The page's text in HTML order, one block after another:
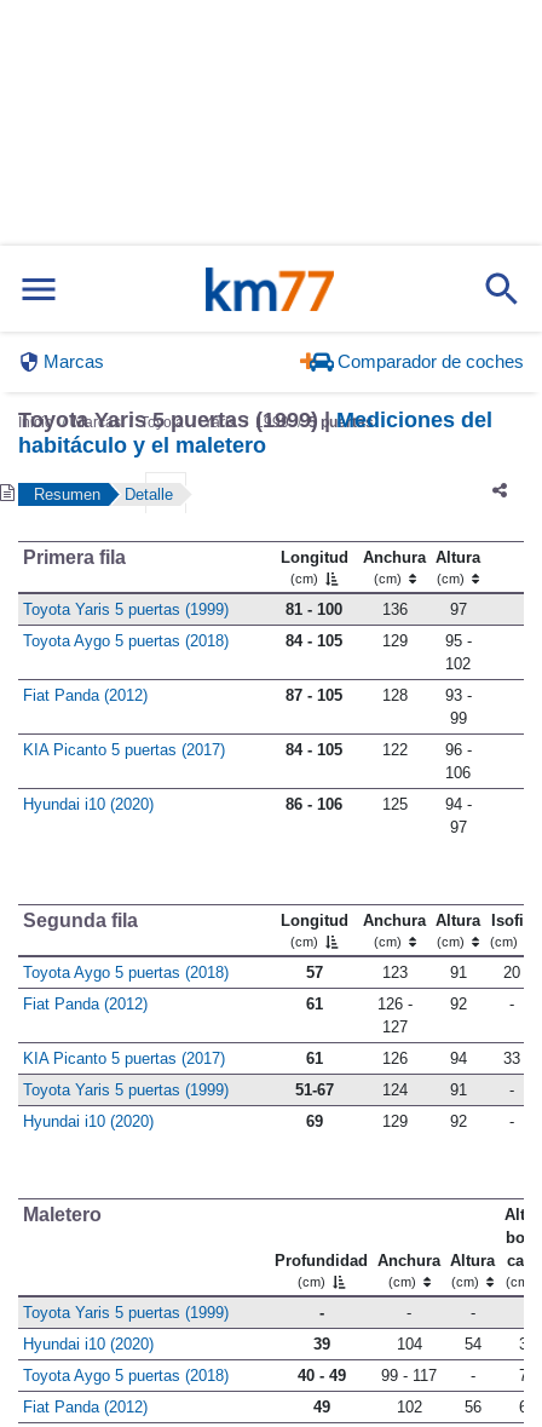
Marcas Comparador de coches
Inicio Marcas Toyota Yaris 1999 5 puertas
Toyota Yaris 5 puertas (1999) |Mediciones del
habitáculo y el maletero
Resumen Detalle
Primera fila Longitud
(cm)
Anchura
(cm)
Altura
(cm)
Toyota Yaris 5 puertas (1999) 81 - 100 136
97
Toyota Aygo 5 puertas (2018)
84 - 105 129
95 -
102
Fiat Panda (2012)
87 - 105 128
93 -
99
KIA Picanto 5 puertas (2017)
84 - 105 122
96 -
106
Hyundai i10 (2020)
86 - 106 125
94 -
97
Segunda fila Longitud
(cm)
Anchura
(cm)
Altura
(cm)
Isofix
(cm)
Toyota Aygo 5 puertas (2018) 57 123 91
20
Fiat Panda (2012)
61
126 -
127
92 -
KIA Picanto 5 puertas (2017) 61 126 94
33
Toyota Yaris 5 puertas (1999)
51-67 124 91
-
Hyundai i10 (2020)
69 129 92 -
Maletero
Profundidad
(cm)
Anchura
(cm)
Altura
(cm) (cm)
Toyota Yaris 5 puertas (1999) - - -
Hyundai i10 (2020)
39 104 54
39
Toyota Aygo 5 puertas (2018)
40 - 49 99 - 117 -
78
Fiat Panda (2012)
49 102 56
68